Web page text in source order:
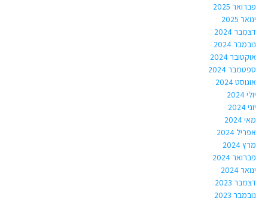
פברואר 2025
ינואר 2025
דצמבר 2024
נובמבר 2024
אוקטובר 2024
ספטמבר 2024
אוגוסט 2024
יולי 2024
יוני 2024
מאי 2024
אפריל 2024
מרץ 2024
פברואר 2024
ינואר 2024
דצמבר 2023
נובמבר 2023